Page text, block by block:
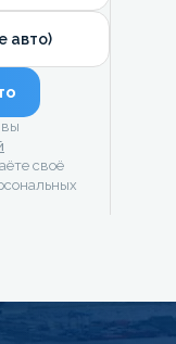
авто)
своё